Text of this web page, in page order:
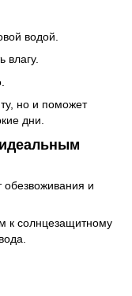
водой.
влагу.
но и поможет
дни.
обезвоживания и
к солнцезащитному